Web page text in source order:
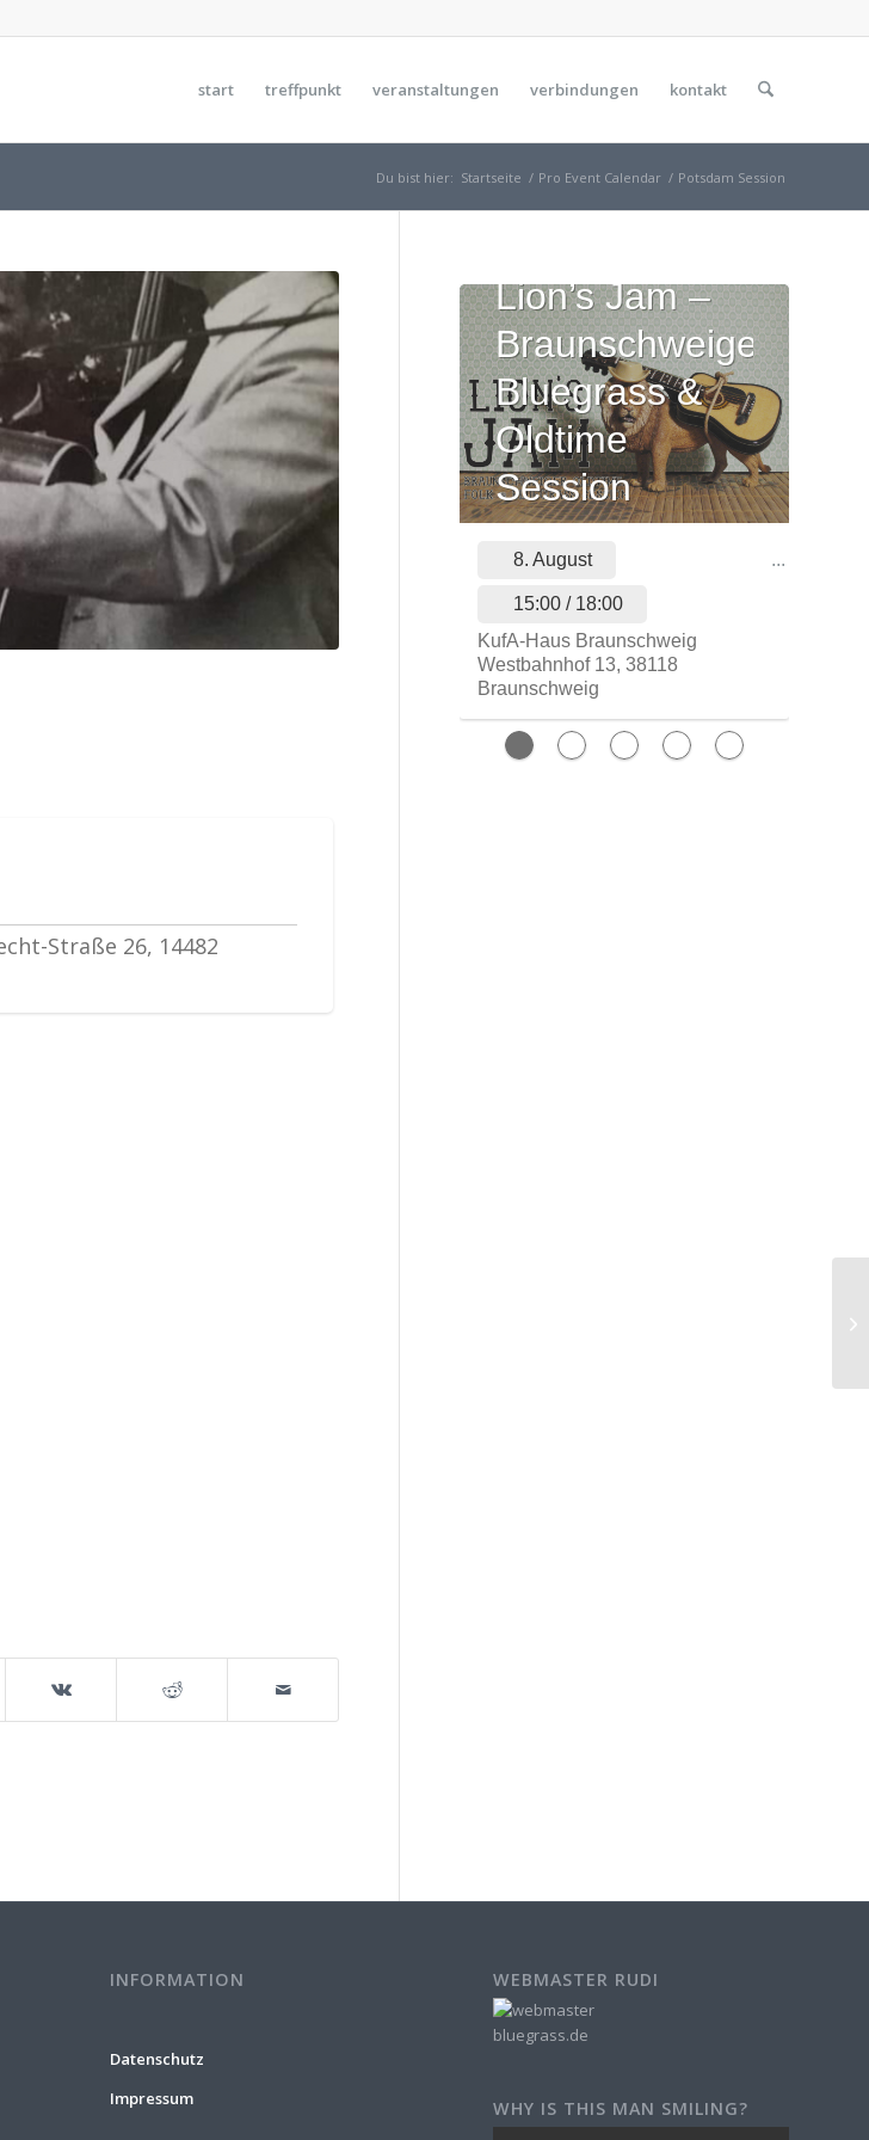
start treffpunkt veranstaltungen verbindungen kontakt
Du bist hier: Startseite / Pro Event Calendar / Potsdam Session
Straße 26, 14482
Lion’s Jam –
Braunschweiger
Bluegrass &
Oldtime
Session
...
8. August
15:00 / 18:00
KufA-Haus Braunschweig
Westbahnhof 13, 38118
Braunschweig
INFORMATION
Datenschutz
Impressum
WEBMASTER RUDI
WHY IS THIS MAN SMILING?